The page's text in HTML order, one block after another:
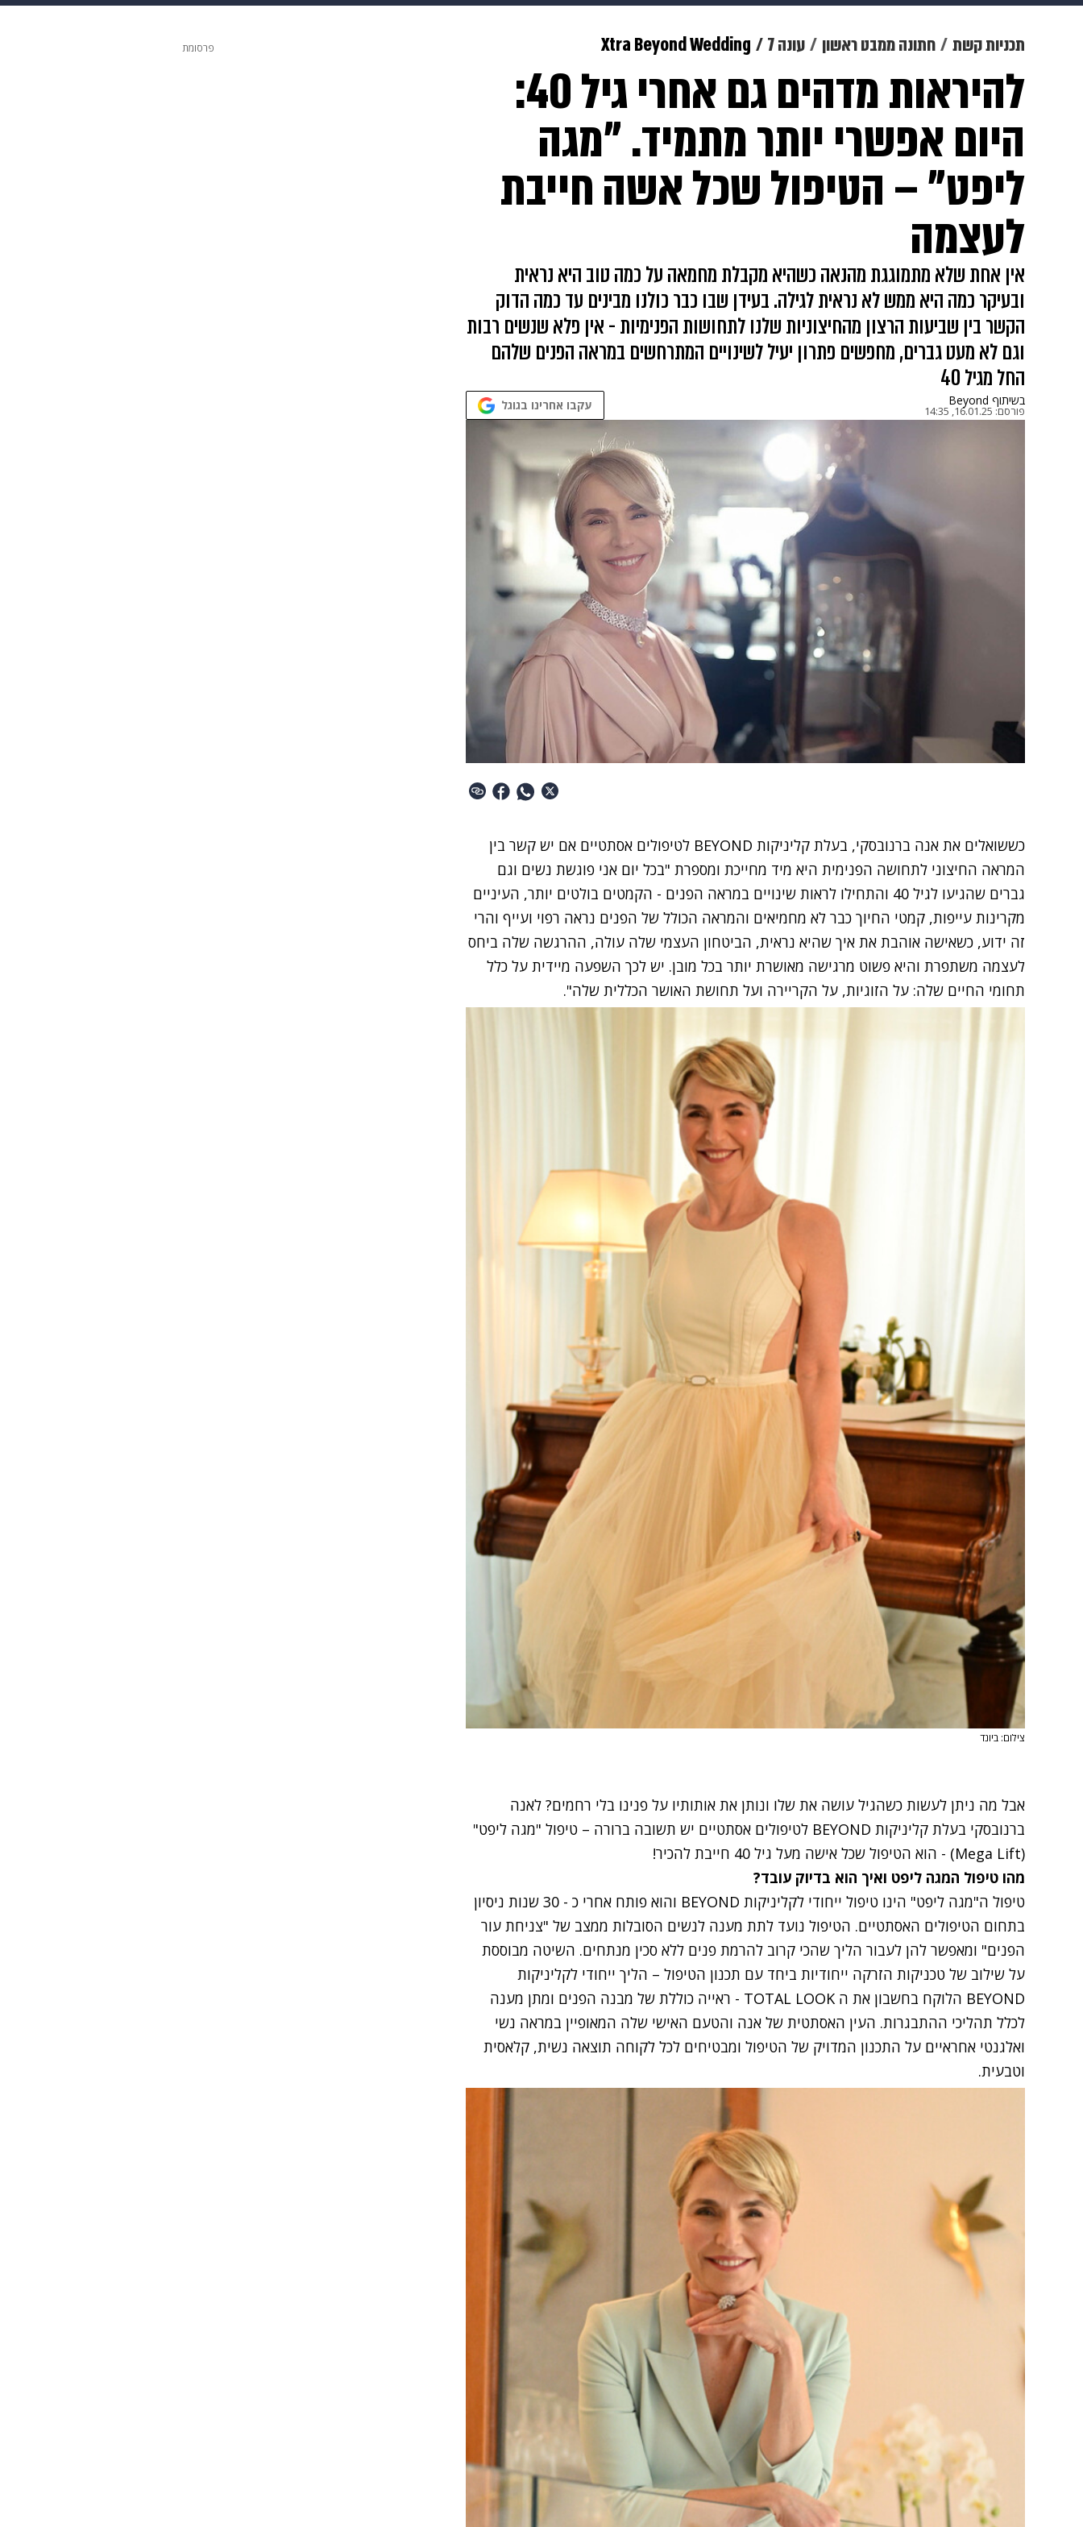
מוזיקה תרבות צבא וביטחון makoZ בריאות
דיגיטל גאווה ויוה משפט תשעה חודשים מתכונים פרויקטים מיוחדים
תכניות קשת חתונה ממבט ראשון עונה 7 Xtra Beyond Wedding
להיראות מדהים גם אחרי גיל 40:
היום אפשרי יותר מתמיד. "מגה
ליפט" – הטיפול שכל אשה חייבת
לעצמה
אין אחת שלא מתמוגגת מהנאה כשהיא מקבלת מחמאה על כמה טוב היא נראית
ובעיקר כמה היא ממש לא נראית לגילה. בעידן שבו כבר כולנו מבינים עד כמה הדוק
הקשר בין שביעות הרצון מהחיצוניות שלנו לתחושות הפנימיות - אין פלא שנשים רבות
וגם לא מעט גברים, מחפשים פתרון יעיל לשינויים המתרחשים במראה הפנים שלהם
החל מגיל 40
בשיתוף Beyond
פורסם: 16.01.25, 14:35 עקבו אחרינו בגוגל
כששואלים את אנה ברנובסקי, בעלת קליניקות BEYOND לטיפולים אסתטיים אם יש קשר בין
המראה החיצוני לתחושה הפנימית היא מיד מחייכת ומספרת "בכל יום אני פוגשת נשים וגם
גברים שהגיעו לגיל 40 והתחילו לראות שינויים במראה הפנים - הקמטים בולטים יותר, העיניים
מקרינות עייפות, קמטי החיוך כבר לא מחמיאים והמראה הכולל של הפנים נראה רפוי ועייף והרי
זה ידוע, כשאישה אוהבת את איך שהיא נראית, הביטחון העצמי שלה עולה, ההרגשה שלה ביחס
לעצמה משתפרת והיא פשוט מרגישה מאושרת יותר בכל מובן. יש לכך השפעה מיידית על כלל
תחומי החיים שלה: על הזוגיות, על הקריירה ועל תחושת האושר הכללית שלה".
צילום: ביונד
אבל מה ניתן לעשות כשהגיל עושה את שלו ונותן את אותותיו על פנינו בלי רחמים? לאנה
ברנובסקי בעלת קליניקות BEYOND לטיפולים אסתטיים יש תשובה ברורה – טיפול "מגה ליפט"
(Mega Lift) - הוא הטיפול שכל אישה מעל גיל 40 חייבת להכיר!
מהו טיפול המגה ליפט ואיך הוא בדיוק עובד?
טיפול ה"מגה ליפט" הינו טיפול ייחודי לקליניקות BEYOND והוא פותח אחרי כ - 30 שנות ניסיון
בתחום הטיפולים האסתטיים. הטיפול נועד לתת מענה לנשים הסובלות ממצב של "צניחת עור
הפנים" ומאפשר להן לעבור הליך שהכי קרוב להרמת פנים ללא סכין מנתחים. השיטה מבוססת
על שילוב של טכניקות הזרקה ייחודיות ביחד עם תכנון הטיפול – הליך ייחודי לקליניקות
BEYOND הלוקח בחשבון את ה TOTAL LOOK - ראייה כוללת של מבנה הפנים ומתן מענה
לכלל תהליכי ההתבגרות. העין האסתטית של אנה והטעם האישי שלה המאופיין במראה נשי
ואלגנטי אחראיים על התכנון המדויק של הטיפול ומבטיחים לכל לקוחה תוצאה נשית, קלאסית
וטבעית.
פרסומת